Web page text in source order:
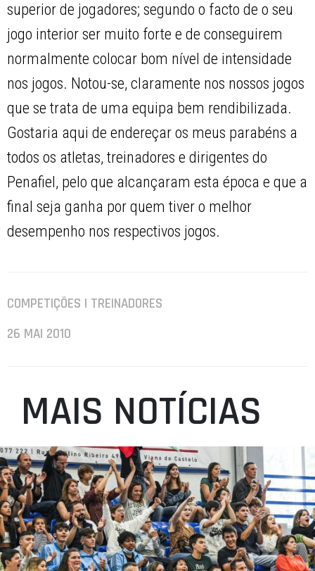
superior de jogadores; segundo o facto de o seu
jogo interior ser muito forte e de conseguirem
normalmente colocar bom nível de intensidade
nos jogos. Notou-se, claramente nos nossos jogos
que se trata de uma equipa bem rendibilizada.
Gostaria aqui de endereçar os meus parabéns a
todos os atletas, treinadores e dirigentes do
Penafiel, pelo que alcançaram esta época e que a
final seja ganha por quem tiver o melhor
desempenho nos respectivos jogos.
COMPETIÇÕES | TREINADORES
26 MAI 2010
MAIS NOTÍCIAS